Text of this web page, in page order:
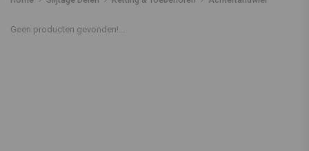
Geen producten gevonden!...